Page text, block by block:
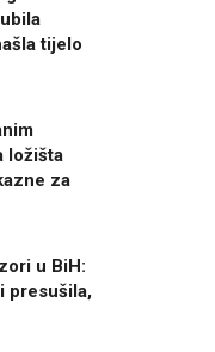
tijelo
ložišta
za
u BiH:
presušila,